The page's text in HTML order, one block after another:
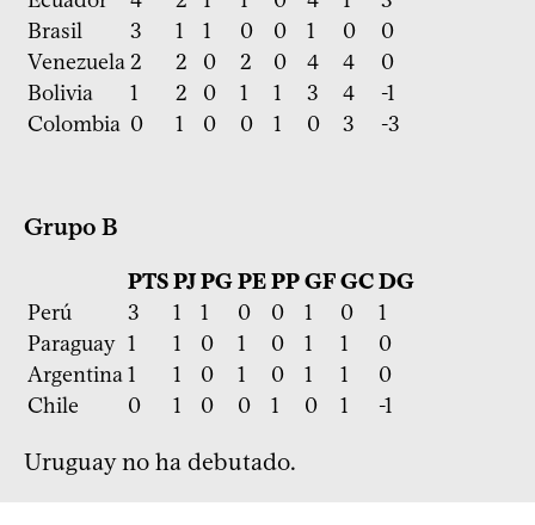
Brasil
3 1 1 0 0 1 0
0
Venezuela2 2 0 2 0 4 4
0
Bolivia
1 2 0 1 1 3 4
-1
Colombia 0 1 0 0 1 0 3 -3
Grupo B
PTSPJPGPEPPGFGCDG
Perú
3 1 1 0 0 1 0
1
Paraguay 1 1 0 1 0 1 1
0
Argentina1 1 0 1 0 1 1
0
Chile
0 1 0 0 1 0 1 -1
Uruguay no ha debutado.